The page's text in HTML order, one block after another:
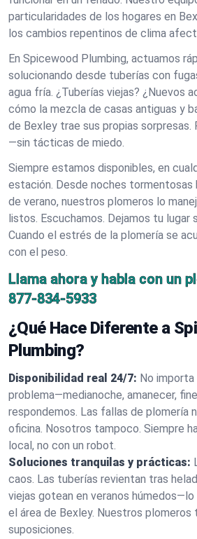
particularidades de los hogares en
los cambios repentinos de clima
En Spicewood Plumbing, actuamos
solucionando desde tuberías con
agua fría. ¿Tuberías viejas? ¿Nuevos
cómo la mezcla de casas antiguas y
de Bexley trae sus propias sorpresas.
—sin tácticas de miedo.
Siempre estamos disponibles, en
estación. Desde noches tormentosas
de verano, nuestros plomeros lo
listos. Escuchamos. Dejamos tu lugar
Cuando el estrés de la plomería se
con el peso.
Llama ahora y habla con un
877-834-5933
¿Qué Hace Diferente a
Plumbing?
Disponibilidad real 24/7: No importa
problema—medianoche, amanecer,
respondemos. Las fallas de plomería
oficina. Nosotros tampoco. Siempre
local, no con un robot.
Soluciones tranquilas y prácticas:
caos. Las tuberías revientan tras
viejas gotean en veranos
el área de Bexley. Nuestros plomeros
suposiciones.